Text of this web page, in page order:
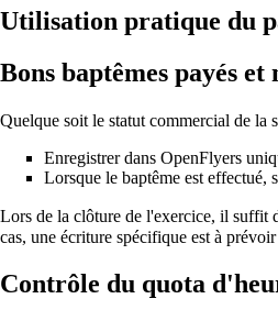
Utilisation pratique du
Bons baptêmes payés et
Quelque soit le statut commercial de la
Enregistrer dans OpenFlyers
Lorsque le baptême est effectué,
Lors de la clôture de l'exercice, il suffit
cas, une écriture spécifique est à
Contrôle du quota